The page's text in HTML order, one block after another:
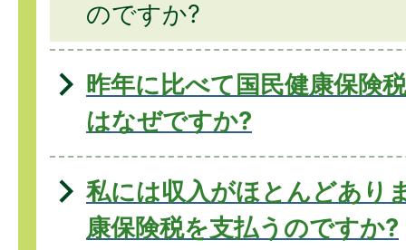
のですか?
昨年に比べて国民健康保険
はなぜですか?
私には収入がほとんどあり
康保険税を支払うのですか?